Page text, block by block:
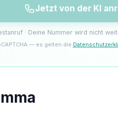
Jetzt von der KI
· Deine Nummer wird nicht
— es gelten die